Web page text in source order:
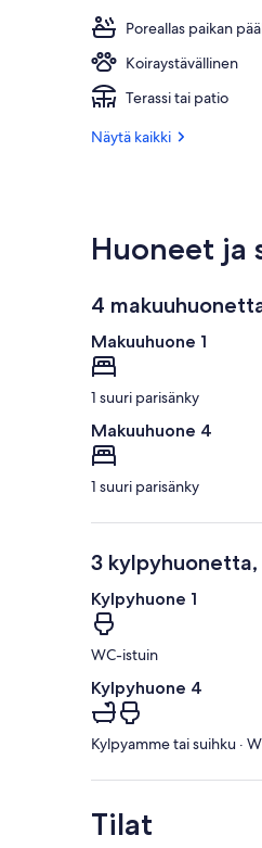
Poreallas paikan
Koiraystävällinen
Terassi tai patio
Näytä kaikki
Huoneet ja
4
Makuuhuone 1
1 suuri parisänky
Makuuhuone 4
1 suuri parisänky
3 kylpyhuonetta,
Kylpyhuone 1
WC-istuin
Kylpyhuone 4
Kylpyamme tai suihku ·
Tilat